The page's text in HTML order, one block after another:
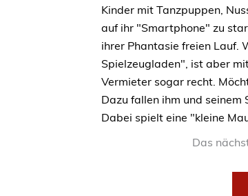
Kinder mit Tanzpuppen,
auf ihr "Smartphone" zu
ihrer Phantasie freien Lauf.
Spielzeugladen", ist aber
Vermieter sogar recht.
Dazu fallen ihm und seinem
Dabei spielt eine "kleine
Das